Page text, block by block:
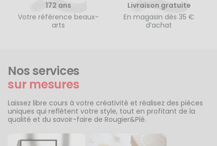
172 ans
Votre référence beaux-
arts
Livraison gratuite
En magasin dès 35 €
d’achat
Nos services
sur mesures
Laissez libre cours à votre créativité et réalisez des pièces
uniques qui reflètent votre style, tout en profitant de la
qualité et du savoir-faire de Rougier&Plé.